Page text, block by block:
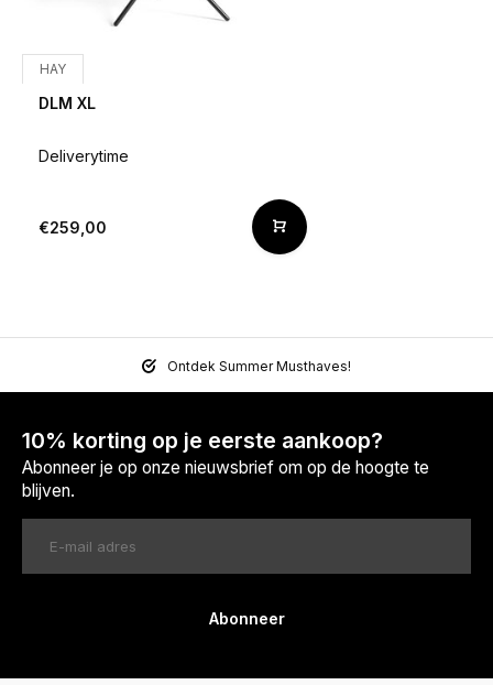
HAY
DLM XL
Deliverytime
€259,00
Ontdek Summer Musthaves!
10% korting op je eerste aankoop?
Abonneer je op onze nieuwsbrief om op de hoogte te
blijven.
Abonneer